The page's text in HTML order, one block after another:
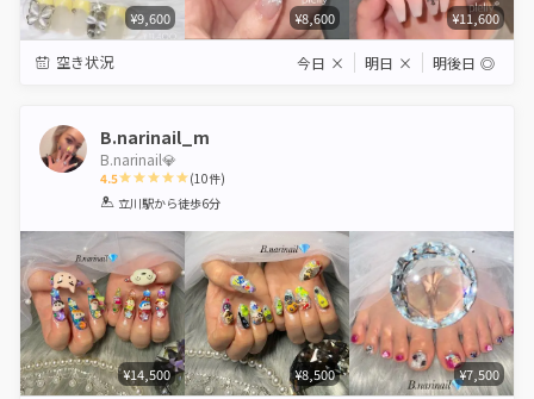
¥9,600 ¥8,600 ¥11,600
空き状況 今日 × 明日 × 明後日 ◎
B.narinail_m
B.narinail💎
4.5
1 2 3 4 5
(10件)
立川駅から徒歩6分
¥14,500 ¥8,500 ¥7,500